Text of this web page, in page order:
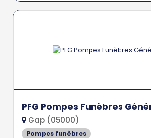
PFG Pompes Funèbres
Gap (05000)
Pompes funèbres